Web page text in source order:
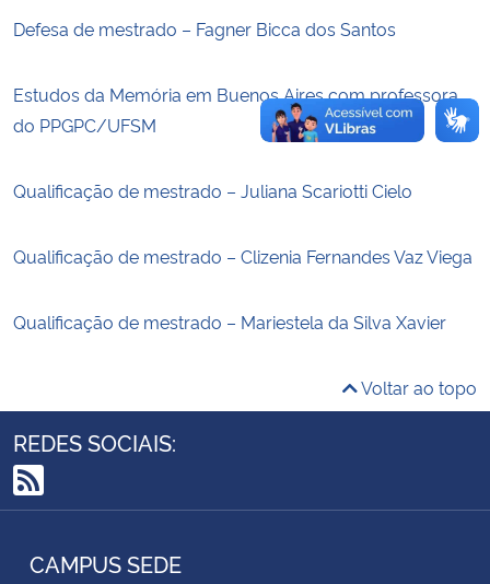
Gabinete de Segurança Institucional
Banco Central do Brasil
Planalto
Defesa de mestrado – Fagner Bicca dos Santos
Estudos da Memória em Buenos Aires com professora
do PPGPC/UFSM
Qualificação de mestrado – Juliana Scariotti Cielo
Qualificação de mestrado – Clizenia Fernandes Vaz Viega
Qualificação de mestrado – Mariestela da Silva Xavier
Voltar ao topo
REDES SOCIAIS:
RSS
CAMPUS SEDE